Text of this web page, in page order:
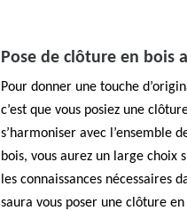
Pose de clôture en bois
Pour donner une touche
c’est que vous posiez une
s’harmoniser avec l’ensemble
bois, vous aurez un large choix
les connaissances nécessaires
saura vous poser une clôture